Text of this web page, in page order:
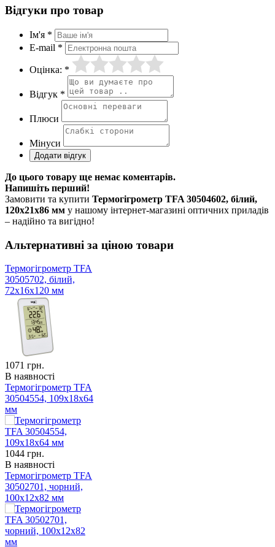
Відгуки про товар
Ім'я *
E-mail *
Оцінка: *
Відгук *
Плюси
Мінуси
До цього товару ще немає коментарів.
Напишіть перший!
Замовити та купити Термогігрометр TFA 30504602, білий,
120x21x86 мм у нашому інтернет-магазині оптичних приладів
– надійно та вигідно!
Альтернативні за ціною товари
Термогігрометр TFA
30505702, білий,
72x16x120 мм
1071 грн.
В наявності
Термогігрометр TFA
30504554, 109x18x64
мм
1044 грн.
В наявності
Термогігрометр TFA
30502701, чорний,
100x12x82 мм